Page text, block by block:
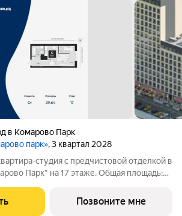
в Комарово Парк
парк», 3 квартал 2028
студия с предчистовой отделкой в
Парк" на 17 этаже. Общая площадь:
зону. Все окна выходят на одну
Позвоните мне